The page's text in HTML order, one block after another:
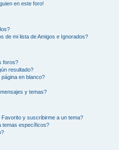
en este foro!
de mi lista de Amigos e Ignorados?
foros?
resultado?
en blanco?
y temas?
y suscribirme a un tema?
temas específicos?